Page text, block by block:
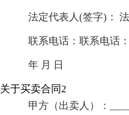
法定代表人(签字)：
联系电话：联系电话：
年 月 日
关于买卖合同2
甲方（出卖人）：